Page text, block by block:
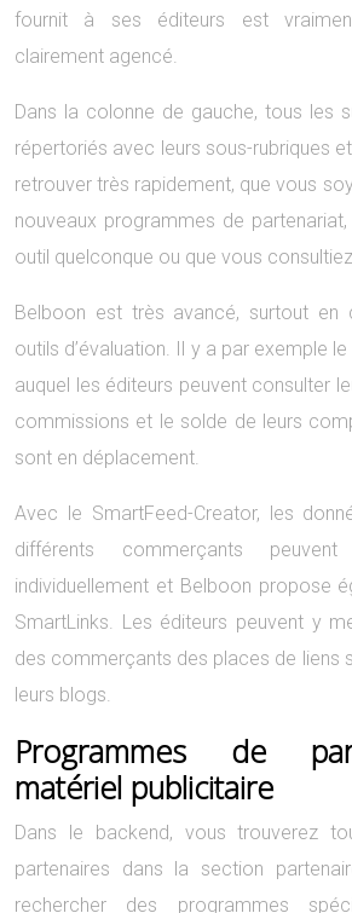
fournit à ses éditeurs est
clairement agencé.
Dans la colonne de gauche, tous les
répertoriés avec leurs sous-rubriques
retrouver très rapidement, que vous
nouveaux programmes de
outil quelconque ou que vous
Belboon est très avancé, surtout en
outils d’évaluation. Il y a par exemple
auquel les éditeurs peuvent consulter
commissions et le solde de leurs
sont en déplacement.
Avec le SmartFeed-Creator, les
différents commerçants
individuellement et Belboon propose
SmartLinks. Les éditeurs peuvent y
des commerçants des places de liens
leurs blogs.
Programmes de
matériel publicitaire
Dans le backend, vous trouverez
partenaires dans la section
rechercher des programmes